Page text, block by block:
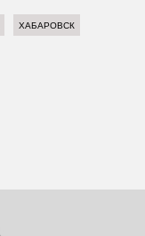
ХАБАРОВСК